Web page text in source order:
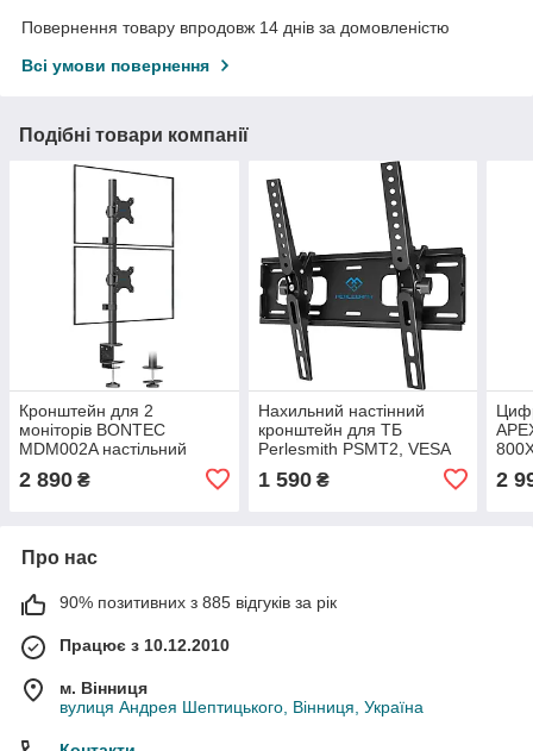
Повернення товару впродовж 14 днів за домовленістю
Всі умови повернення
Подібні товари компанії
Кронштейн для 2
моніторів BONTEC
MDM002A настільний
дюйми до 10 кг VESA
2 890 ₴
Нахильний настінний
кронштейн для ТБ
Perlesmith PSMT2, VESA
1 590₴ 2
Про нас
90% позитивних з 885 відгуків за рік
Працює з 10.12.2010
м. Вінниця
вулиця Андрея Шептицького, Вінниця, Україна